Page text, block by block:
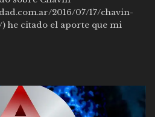
2016/07/17/chavin-
he citado el aporte que mi